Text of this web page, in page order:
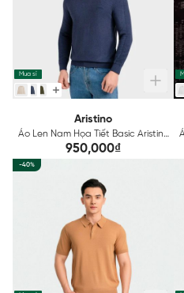
Mua sỉ
Aristino
Áo Len Nam Họa Tiết Basic Aristino
Regular Fit AWOU01BS0
950,000₫
-40%